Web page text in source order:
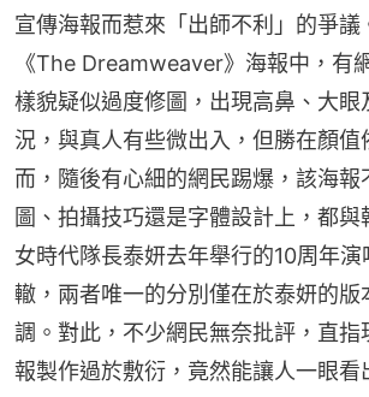
宣傳海報而惹來「出師不利」的爭議
《The Dreamweaver》海報中，有
樣貌疑似過度修圖，出現高鼻、大眼
況，與真人有些微出入，但勝在顏值
而，隨後有心細的網民踢爆，該海報
圖、拍攝技巧還是字體設計上，都與
女時代隊長泰妍去年舉行的10周年
轍，兩者唯一的分別僅在於泰妍的版
調。對此，不少網民無奈批評，直指
報製作過於敷衍，竟然能讓人一眼看